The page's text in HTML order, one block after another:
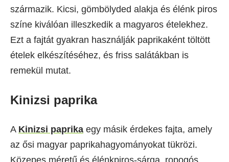
származik. Kicsi, gömbölyded alakja és élénk piros
színe kiválóan illeszkedik a magyaros ételekhez.
Ezt a fajtát gyakran használják paprikaként töltött
ételek elkészítéséhez, és friss salátákban is
remekül mutat.
Kinizsi paprika
A Kinizsi paprika egy másik érdekes fajta, amely
az ősi magyar paprikahagyományokat tükrözi.